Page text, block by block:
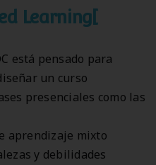
Learning[
está pensado para
un curso
presenciales como las
aprendizaje mixto
y debilidades